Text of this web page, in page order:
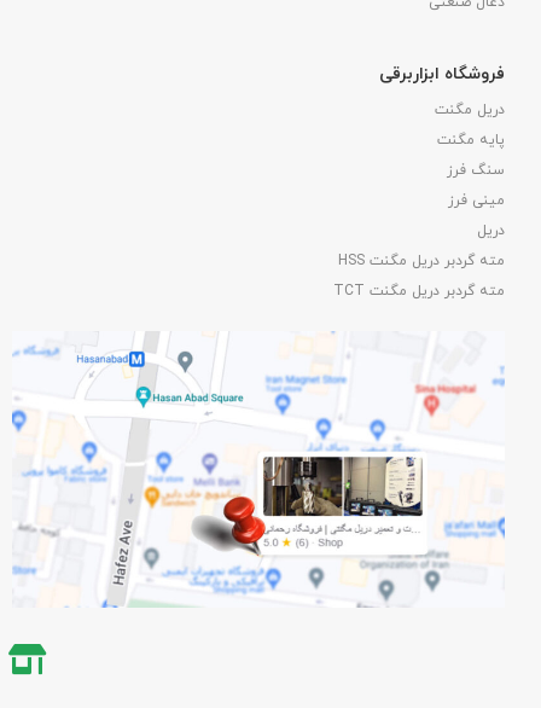
فروشگاه ابزاربرقی
دریل مگنت
پایه مگنت
سنگ فرز
مینی فرز
دریل
مته گردبر دریل مگنت HSS
مته گردبر دریل مگنت TCT